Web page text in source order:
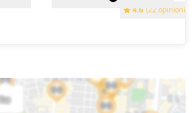
4.6 (22 opinioni)